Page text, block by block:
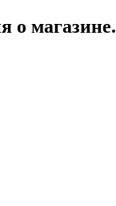
о магазине.